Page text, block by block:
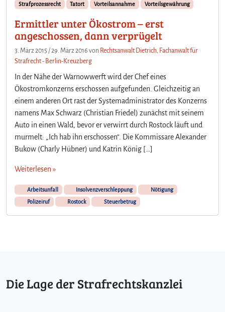
Strafprozessrecht
Tatort Vorteilsannahme Vorteilsgewährung
Ermittler unter Ökostrom – erst
angeschossen, dann verprügelt
3. März 2015 /29. März 2016 von Rechtsanwalt Dietrich, Fachanwalt für
Strafrecht - Berlin-Kreuzberg
In der Nähe der Warnowwerft wird der Chef eines
Ökostromkonzerns erschossen aufgefunden. Gleichzeitig an
einem anderen Ort rast der Systemadministrator des Konzerns
namens Max Schwarz (Christian Friedel) zunächst mit seinem
Auto in einen Wald, bevor er verwirrt durch Rostock läuft und
murmelt: „Ich hab ihn erschossen“. Die Kommissare Alexander
Bukow (Charly Hübner) und Katrin König […]
Weiterlesen »
Arbeitsunfall Insolvenzverschleppung
Nötigung
Polizeiruf
Rostock Steuerbetrug
Die Lage der Strafrechtskanzlei